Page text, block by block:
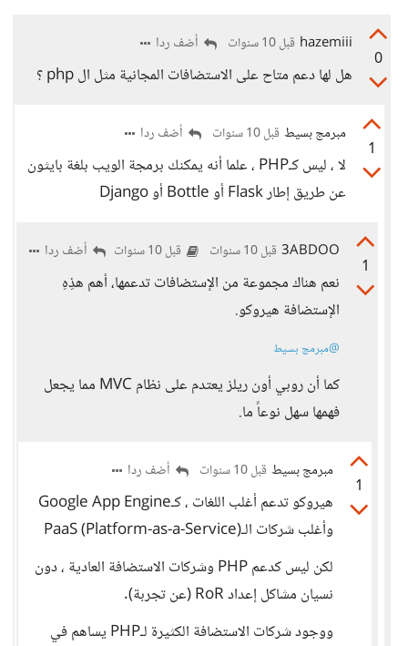
0
hazemiii قبل 10 سنوات أضف ردا
هل لها دعم متاح على الاستضافات المجانية مثل ال php ؟
1
مبرمج بسيط قبل 10 سنوات أضف ردا
لا ، ليس كـPHP ، علما أنه يمكنك برمجة الويب بلغة بايثون
عن طريق إطار Flask أو Bottle أو Django
1
3ABDOO قبل 10 سنوات قبل 10 سنوات أضف ردا
نعم هناك مجموعة من الإستضافات تدعمها، أهم هذِهِ
الإستضافة هيروكو.
@مبرمج بسيط
كما أن روبي أون ريلز يعتدم على نظام MVC مما يجعل
فهمها سهل نوعاً ما.
1
مبرمج بسيط قبل 10 سنوات أضف ردا
هيروكو تدعم أغلب اللغات ، كـGoogle App Engine
وأغلب شركات الـPaaS (Platform-as-a-Service)
لكن ليس كدعم PHP وشركات الاستضافة العادية ، دون
نسيان مشاكل إعداد RoR (عن تجربة).
ووجود شركات الاستضافة الكثيرة لـPHP يساهم في